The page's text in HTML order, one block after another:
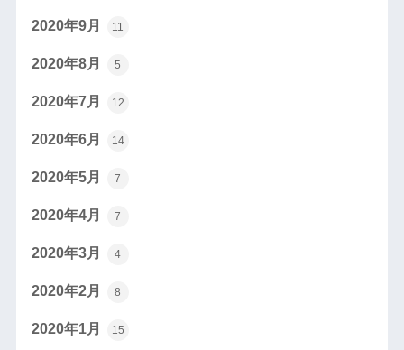
2020年9月 11
2020年8月 5
2020年7月 12
2020年6月 14
2020年5月 7
2020年4月 7
2020年3月 4
2020年2月 8
2020年1月 15